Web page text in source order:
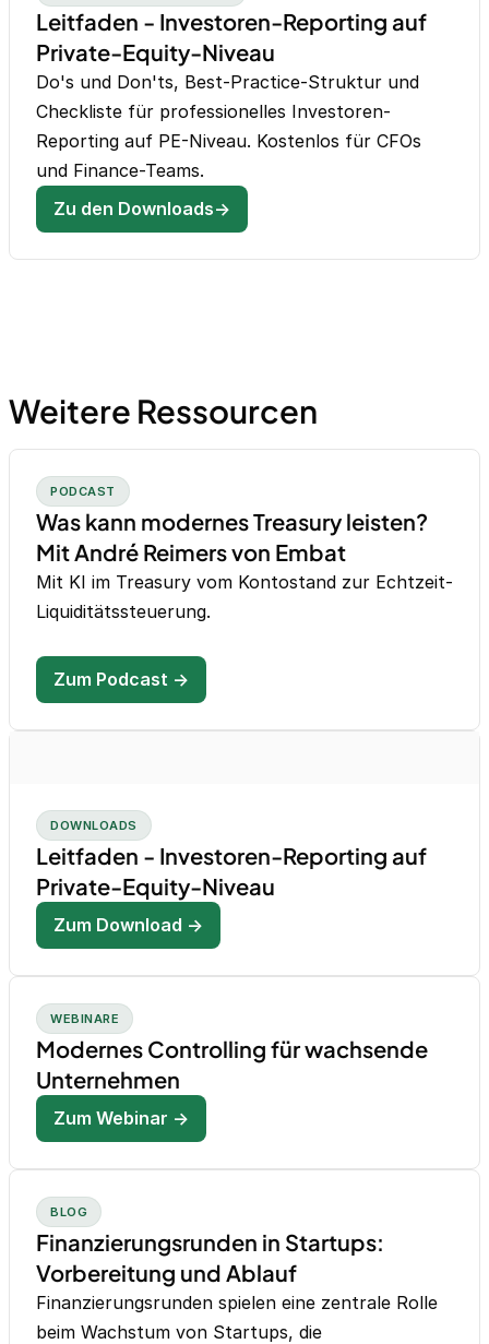
Leitfaden - Investoren-Reporting auf
Private-Equity-Niveau
Do's und Don'ts, Best-Practice-Struktur und
Checkliste für professionelles Investoren-
Reporting auf PE-Niveau. Kostenlos für CFOs
und Finance-Teams.
Zu den Downloads→
Weitere Ressourcen
PODCAST
Was kann modernes Treasury leisten?
Mit André Reimers von Embat
Mit KI im Treasury vom Kontostand zur Echtzeit-
Liquiditätssteuerung.
Zum Podcast →
DOWNLOADS
Leitfaden - Investoren-Reporting auf
Private-Equity-Niveau
Zum Download →
WEBINARE
Modernes Controlling für wachsende
Unternehmen
Zum Webinar →
BLOG
Finanzierungsrunden in Startups:
Vorbereitung und Ablauf
Finanzierungsrunden spielen eine zentrale Rolle
beim Wachstum von Startups, die